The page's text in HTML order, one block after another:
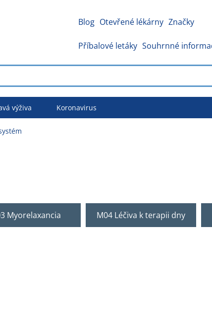
Blog Otevřené lékárny Značky
Příbalové letáky Souhrnné
výživa Koronavirus
Myorelaxancia M04 Léčiva k terapii dny